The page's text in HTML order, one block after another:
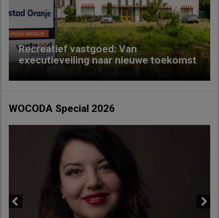
Recreatief vastgoed: Van
executieveiling naar nieuwe toekomst
Next
WOCODA Special 2026